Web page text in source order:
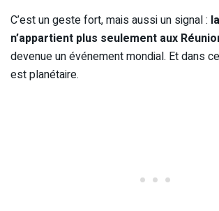
C’est un geste fort, mais aussi un signal :
n’appartient plus seulement aux
devenue un événement mondial. Et dans
est planétaire.